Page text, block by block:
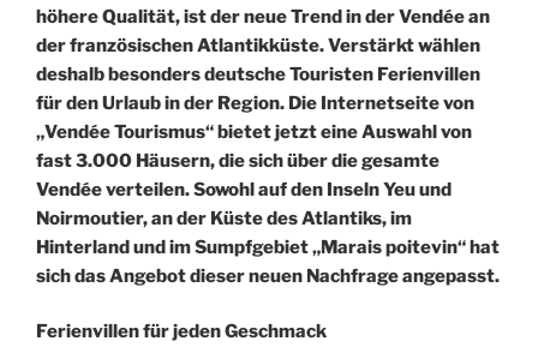
höhere Qualität, ist der neue Trend in der Vendée an
der französischen Atlantikküste. Verstärkt wählen
deshalb besonders deutsche Touristen Ferienvillen
für den Urlaub in der Region. Die Internetseite von
„Vendée Tourismus“ bietet jetzt eine Auswahl von
fast 3.000 Häusern, die sich über die gesamte
Vendée verteilen. Sowohl auf den Inseln Yeu und
Noirmoutier, an der Küste des Atlantiks, im
Hinterland und im Sumpfgebiet „Marais poitevin“ hat
sich das Angebot dieser neuen Nachfrage angepasst.
Ferienvillen für jeden Geschmack